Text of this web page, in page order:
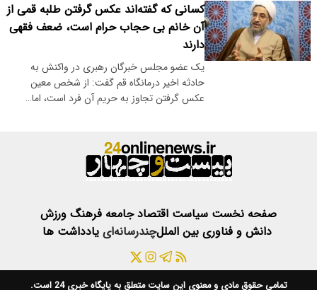
کسانی که گفته‌اند عکس گرفتن طلبه قمی از
آن خانم بی حجاب حرام است، ضعف فقهی
دارند
یک عضو مجلس خبرگان رهبری در واکنش به
حادثه اخیر درمانگاه قم گفت: از شخص معین
عکس گرفتن تجاوز به حریم آن فرد است، اما…
صفحه نخست سیاست اقتصادجامعه فرهنگ ورزش
دانش و فناوری بین المللچندرسانه‌ای یادداشت ها
تمامی حقوق مادی و معنوی این سایت متعلق بهپایگاه خبری 24 است.